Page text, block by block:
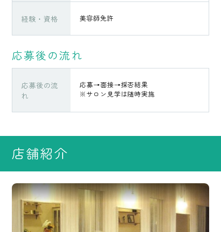
経験・資格 美容師免許
応募後の流れ
応募後の流
れ
応募→面接→採否結果
※サロン見学は随時実施
店舗紹介